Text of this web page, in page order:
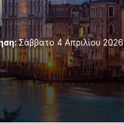
Σάββατο 4 Απριλίου 2026